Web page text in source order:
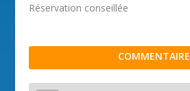
Réservation conseillée
COMMENTAIRE